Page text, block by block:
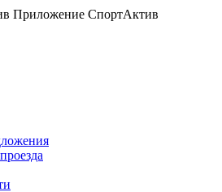
Приложение СпортАктив